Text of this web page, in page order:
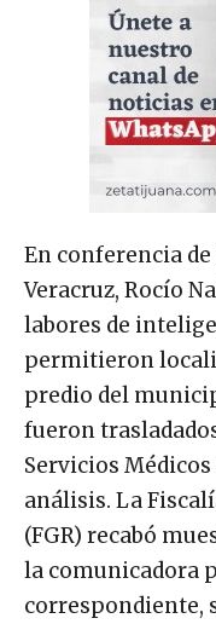
En conferencia
Veracruz, Rocío
labores de
permitieron
predio del
fueron
Servicios
análisis. La
(FGR) recabó
la comunicadora
correspondiente,